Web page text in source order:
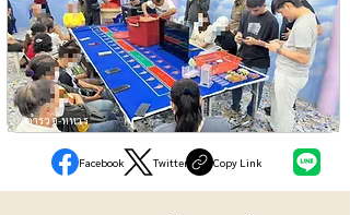
ตำรวจ-ทหาร
Facebook Twitter Copy Link